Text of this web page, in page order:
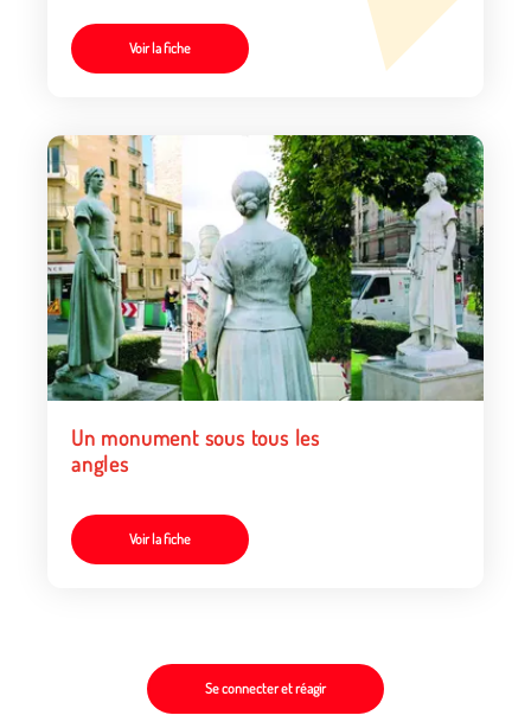
Voir la fiche
Un monument sous tous les
angles
Voir la fiche
Se connecter et réagir